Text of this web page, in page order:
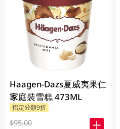
Haagen-Dazs夏威夷果仁
家庭裝雪糕 473ML
指定分類9折
$95.00